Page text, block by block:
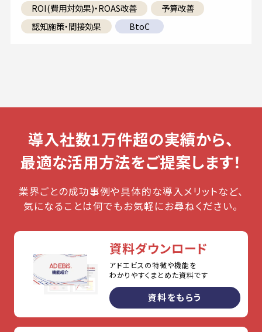
ROI(費用対効果)・ROAS改善
予算改善
認知施策・間接効果
BtoC
導入社数1万件超の実績から、
最適な活用方法をご提案します！
業界ごとの成功事例や具体的な導入メリットなど、
気になることは何でもお気軽にお尋ねください。
資料ダウンロード
アドエビスの特徴や機能を
わかりやすくまとめた資料です
資料をもらう